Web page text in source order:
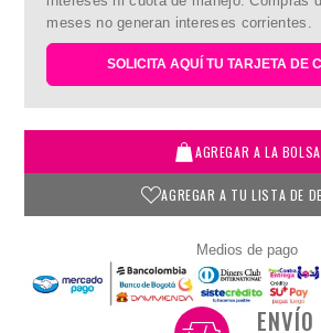
meses no generan intereses corrientes.
SOLICITA AQUÍ TU TARJETA DE
AGREGAR A LA BOLSA
AGREGAR A TU LISTA DE
Medios de pago
ENVÍO